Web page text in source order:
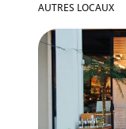
AUTRES LOCAUX